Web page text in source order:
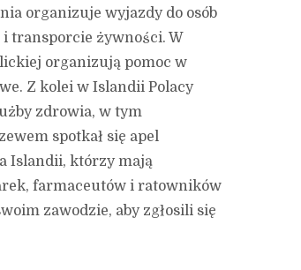
organizuje wyjazdy do osób
transporcie żywności. W
organizują pomoc w
Z kolei w Islandii Polacy
zdrowia, w tym
spotkał się apel
Islandii, którzy mają
farmaceutów i ratowników
zawodzie, aby zgłosili się